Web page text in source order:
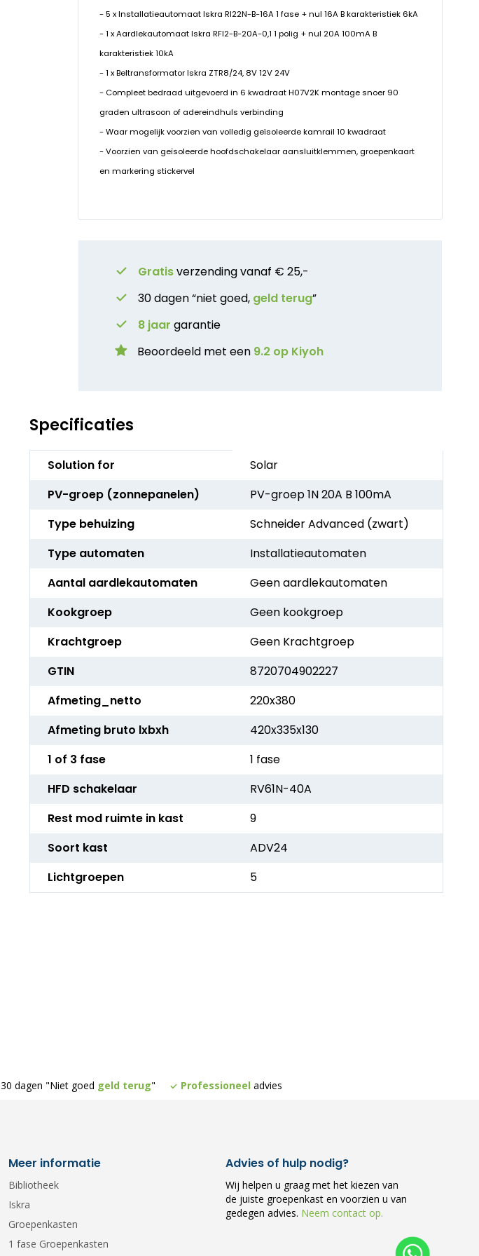
- 5 x Installatieautomaat Iskra RI22N-B-16A 1 fase + nul 16A B karakteristiek 6kA
- 1 x Aardlekautomaat Iskra RFI2-B-20A-0,1 1 polig + nul 20A 100mA B
karakteristiek 10kA
- 1 x Beltransformator Iskra ZTR8/24, 8V 12V 24V
- Compleet bedraad uitgevoerd in 6 kwadraat H07V2K montage snoer 90
graden ultrasoon of adereindhuls verbinding
- Waar mogelijk voorzien van volledig geïsoleerde kamrail 10 kwadraat
- Voorzien van geïsoleerde hoofdschakelaar aansluitklemmen, groepenkaart
en markering stickervel
Gratisverzending vanaf € 25,-
30 dagen “niet goed, geld terug”
8 jaar garantie
Beoordeeld met een 9.2 op Kiyoh
Specificaties
Meer
informatie
Solution for
Solar
PV-groep (zonnepanelen)
PV-groep 1N 20A B 100mA
Type behuizing
Schneider Advanced (zwart)
Type automaten
Installatieautomaten
Aantal aardlekautomaten
Geen aardlekautomaten
Kookgroep
Geen kookgroep
Krachtgroep
Geen Krachtgroep
GTIN
8720704902227
Afmeting_netto
220x380
Afmeting bruto lxbxh
420x335x130
1 of 3 fase
1 fase
HFD schakelaar
RV61N-40A
Rest mod ruimte in kast
9
Soort kast
ADV24
Lichtgroepen
5
30 dagen "Niet goed geld terug" Professioneel advies
Meer informatie
Bibliotheek
Iskra
Groepenkasten
1 fase Groepenkasten
Advies of hulp nodig?
Wij helpen u graag met het kiezen van
de juiste groepenkast en voorzien u van
gedegen advies. Neem contact op.